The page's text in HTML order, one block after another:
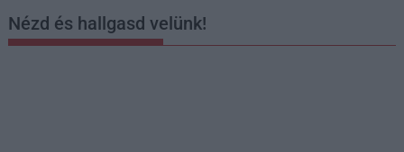
Nézd és hallgasd velünk!